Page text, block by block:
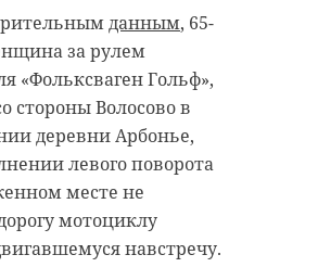
данным, 65-
за рулем
«Фольксваген Гольф»,
стороны Волосово в
деревни Арбонье,
левого поворота
месте не
мотоциклу
навстречу.